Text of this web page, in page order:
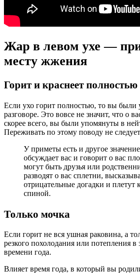
Жар в левом ухе —
месту жжения
Горит и краснеет полностью
Если ухо горит полностью, то вы были
разговоре. Это вовсе не значит, что о
скорее всего, вы были упомянуты в
Переживать по этому поводу не
У приметы есть и другое
обсуждает вас и говорит о вас
могут быть друзья или
разводят о вас сплетни,
отрицательные догадки и плетут
спиной.
Только мочка
Если горит не вся ушная раковина, а
резкого похолодания или потепления в
времени года.
Влияет время года, в который вы